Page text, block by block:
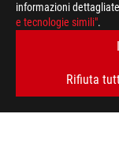
informazioni
e tecnologie simili".
Rifiuta
RIMANI AGGIORNATO